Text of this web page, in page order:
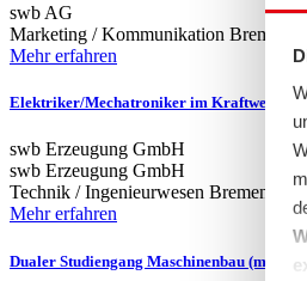
swb AG
Marketing / Kommunikation Bremen
Mehr erfahren
Elektriker/Mechatroniker im
swb Erzeugung GmbH
swb Erzeugung GmbH
Technik / Ingenieurwesen Bremen
Mehr erfahren
Dualer Studiengang Maschinenbau (m/w/d)